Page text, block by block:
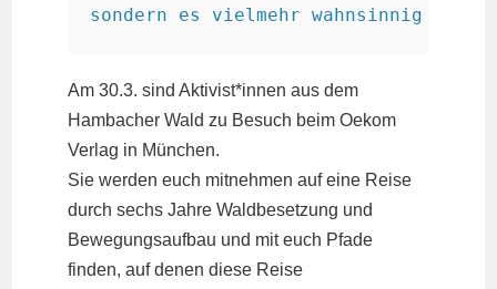
Am 30.3. sind Aktivist*innen aus dem
Hambacher Wald zu Besuch beim Oekom
Verlag in München.
Sie werden euch mitnehmen auf eine Reise
durch sechs Jahre Waldbesetzung und
Bewegungsaufbau und mit euch Pfade
finden, auf denen diese Reise